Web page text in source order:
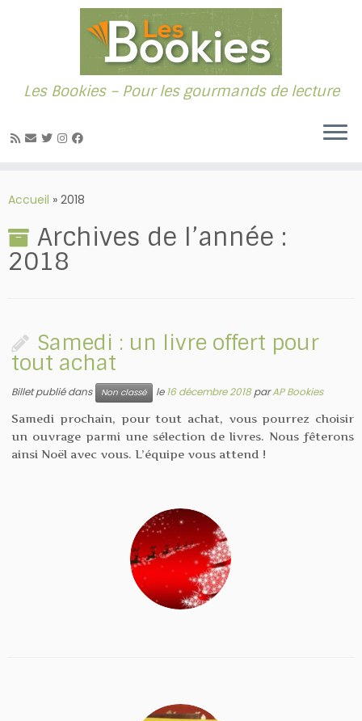
au
Les Bookies – Pour les gourmands de lecture
Accueil » 2018
Archives de l’année :
2018
Samedi : un livre offert pour
tout achat
Billet publié dans Non classé le16 décembre 2018parAP Bookies
Samedi prochain, pour tout achat, vous pourrez choisir
un ouvrage parmi une sélection de livres. Nous fêterons
ainsi Noël avec vous. L’équipe vous attend !